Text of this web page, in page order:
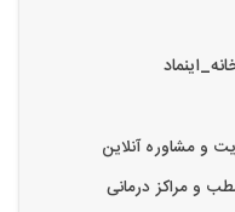
و مشاوره آنلاین
و مراکز درمانی